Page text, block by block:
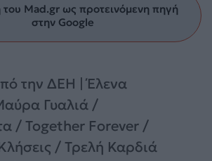
Mad.gr ως προτεινόμενη πηγή
στην Google
την ΔΕΗ | Έλενα
Γυαλιά /
/ Together Forever /
/ Τρελή Καρδιά